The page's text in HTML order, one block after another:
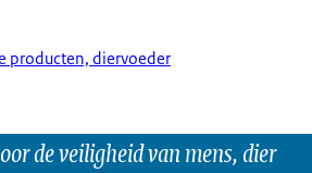
producten, diervoeder
de veiligheid van mens, dier